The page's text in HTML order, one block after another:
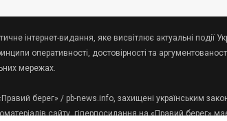
інтернет-видання, яке висвітлює актуальні події
оперативності, достовірності та
мережах.
берег» / pb-news.info, захищені українським
сайту, гіперпосилання на «Правий берег»